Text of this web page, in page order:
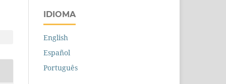
IDIOMA
English
Español
Português